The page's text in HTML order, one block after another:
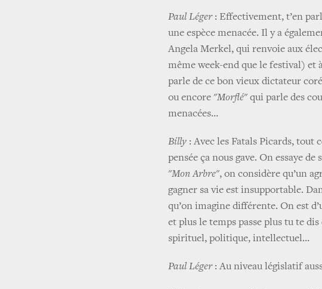
Paul Léger: Effectivement, t’en
une espèce menacée. Il y a
Angela Merkel, qui renvoie aux
même week-end que le festival) et
parle de ce bon vieux dictateur
ou encore "Morflé" qui parle des
menacées…
Billy : Avec les Fatals Picards, tout
pensée ça nous gave. On essaye
"Mon Arbre", on considère qu’un
gagner sa vie est insupportable.
qu’on imagine différente. On est
et plus le temps passe plus tu te
spirituel, politique, intellectuel…
Paul Léger: Au niveau législatif